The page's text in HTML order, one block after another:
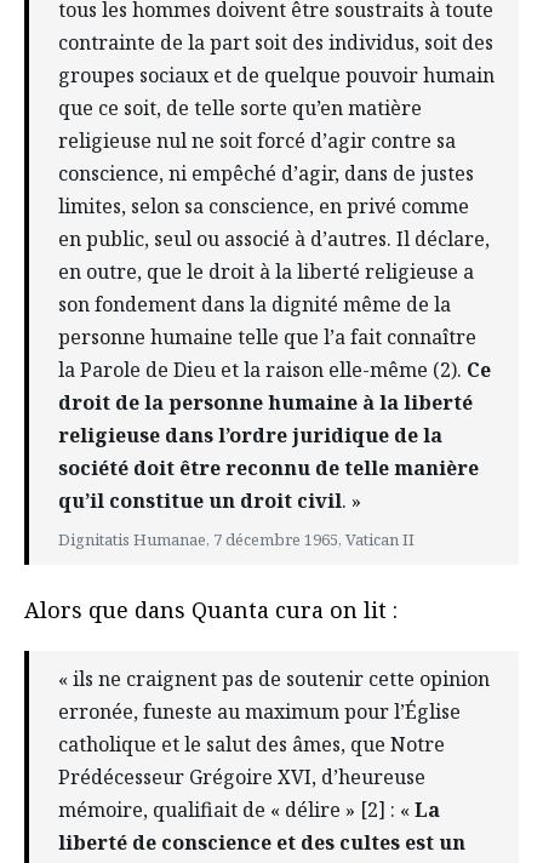
tous les hommes doivent être soustraits à toute
contrainte de la part soit des individus, soit des
groupes sociaux et de quelque pouvoir humain
que ce soit, de telle sorte qu’en matière
religieuse nul ne soit forcé d’agir contre sa
conscience, ni empêché d’agir, dans de justes
limites, selon sa conscience, en privé comme
en public, seul ou associé à d’autres. Il déclare,
en outre, que le droit à la liberté religieuse a
son fondement dans la dignité même de la
personne humaine telle que l’a fait connaître
la Parole de Dieu et la raison elle-même (2). Ce
droit de la personne humaine à la liberté
religieuse dans l’ordre juridique de la
société doit être reconnu de telle manière
qu’il constitue un droit civil. »
Dignitatis Humanae, 7 décembre 1965, Vatican II
Alors que dans Quanta cura on lit :
« ils ne craignent pas de soutenir cette opinion
erronée, funeste au maximum pour l’Église
catholique et le salut des âmes, que Notre
Prédécesseur Grégoire XVI, d’heureuse
mémoire, qualifiait de « délire » [2] : « La
liberté de conscience et des cultes est un